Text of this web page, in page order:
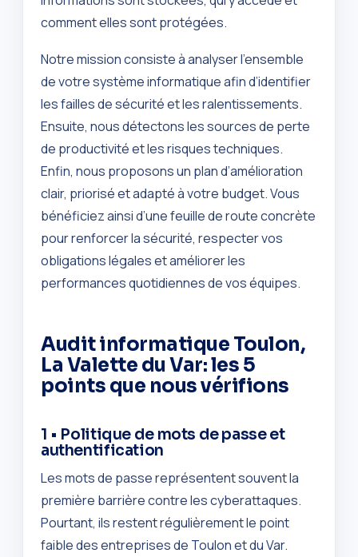
comment elles sont protégées.
Notre mission consiste à analyser l’ensemble
de votre système informatique afin d’identifier
les failles de sécurité et les ralentissements.
Ensuite, nous détectons les sources de perte
de productivité et les risques techniques.
Enfin, nous proposons un plan d’amélioration
clair, priorisé et adapté à votre budget. Vous
bénéficiez ainsi d’une feuille de route concrète
pour renforcer la sécurité, respecter vos
obligations légales et améliorer les
performances quotidiennes de vos équipes.
Audit informatique Toulon,
La Valette du Var: les 5
points que nous vérifions
1 • Politique de mots de passe et
authentification
Les mots de passe représentent souvent la
première barrière contre les cyberattaques.
Pourtant, ils restent régulièrement le point
faible des entreprises de Toulon et du Var.